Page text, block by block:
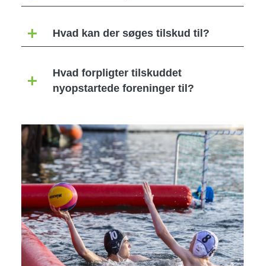
Hvad kan der søges tilskud til?
Hvad forpligter tilskuddet
nyopstartede foreninger til?
Image